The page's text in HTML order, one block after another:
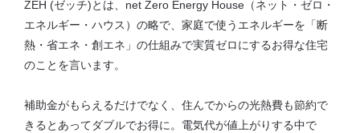
ZEH (ゼッチ)とは、net Zero Energy House（ネット・ゼロ・
エネルギー・ハウス）の略で、家庭で使うエネルギーを「断
熱・省エネ・創エネ」の仕組みで実質ゼロにするお得な住宅
のことを言います。
補助金がもらえるだけでなく、住んでからの光熱費も節約で
きるとあってダブルでお得に。電気代が値上がりする中で